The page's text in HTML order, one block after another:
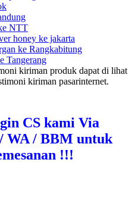
NTT
honey ke jakarta
ke Rangkabitung
Tangerang
kiriman produk dapat di lihat
kiriman pasarinternet.
CS kami Via
WA / BBM untuk
!!!